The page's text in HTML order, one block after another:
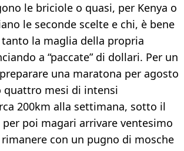
le briciole o quasi, per Kenya o
le seconde scelte e chi, è bene
la maglia della propria
a “paccate” di dollari. Per un
una maratona per agosto
quattro mesi di intensi
200km alla settimana, sotto il
poi magari arrivare ventesimo
con un pugno di mosche